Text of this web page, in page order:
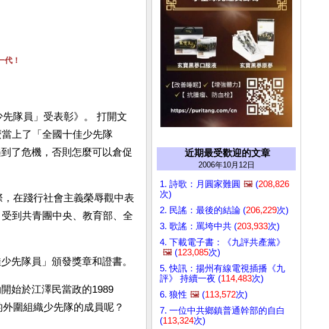
代！
先隊員」受表彰》。 打開文
上了「全國十佳少先隊
了危機，否則怎麼可以倉促
在踐行社會主義榮辱觀中表
到共青團中央、教育部、全
先隊員」頒發獎章和證書。
始於江澤民當政的1989
圍組織少先隊的成員呢？
近期最受歡迎的文章
2006年10月12日
1. 詩歌：月圓家難圓 🖼️ (208,826
次)
2. 民謠：最後的結論 (206,229次)
3. 歌謠：罵垮中共 (203,933次)
4. 下載電子書：《九評共產黨》
🖼️ (123,085次)
5. 快訊：揚州有線電視插播《九
評》 持續一夜 (114,483次)
6. 狼性 🖼️ (113,572次)
7. 一位中共鄉鎮普通幹部的自白
(113,324次)